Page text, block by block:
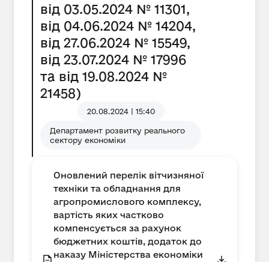
від 03.05.2024 № 11301,
від 04.06.2024 № 14204,
від 27.06.2024 № 15549,
від 23.07.2024 № 17996
та від 19.08.2024 №
21458)
20.08.2024 | 15:40
Департамент розвитку реального
сектору економіки
Оновлений перелік вітчизняної
техніки та обладнання для
агропромислового комплексу,
вартість яких частково
компенсується за рахунок
бюджетних коштів, додаток до
наказу Міністерства економіки